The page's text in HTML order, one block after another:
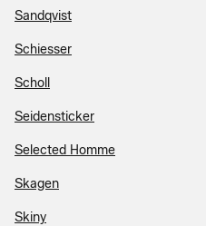
Sandqvist
Schiesser
Scholl
Seidensticker
Selected Homme
Skagen
Skiny